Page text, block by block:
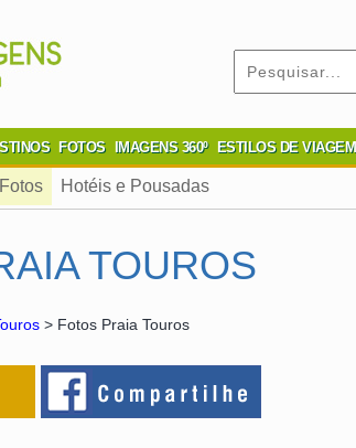
FOTOS IMAGENS 360º ESTILOS DE VIAGEM
Fotos Hotéis e Pousadas
TOUROS
> Fotos Praia Touros